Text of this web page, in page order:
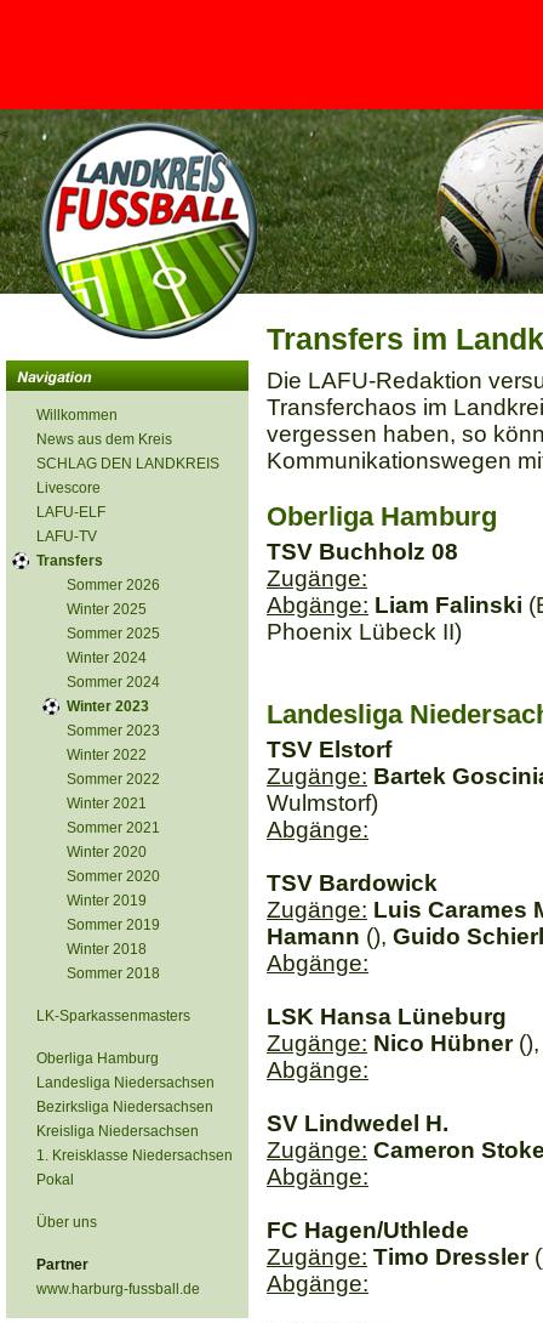
<
Willkommen
News aus dem Kreis
SCHLAG DEN LANDKREIS
Livescore
LAFU-ELF
LAFU-TV
Transfers
Sommer 2026
Winter 2025
Sommer 2025
Winter 2024
Sommer 2024
Winter 2023
Sommer 2023
Winter 2022
Sommer 2022
Winter 2021
Sommer 2021
Winter 2020
Sommer 2020
Winter 2019
Sommer 2019
Winter 2018
Sommer 2018
LK-Sparkassenmasters
Oberliga Hamburg
Landesliga Niedersachsen
Bezirksliga Niedersachsen
Kreisliga Niedersachsen
1. Kreisklasse Niedersachsen
Pokal
Über uns
Partner
www.harburg-fussball.de
Transfers im
Die LAFU-Redaktion
Transferchaos im
vergessen haben, so
Kommunikationswegen
Oberliga Hamburg
TSV Buchholz 08
Zugänge:
Abgänge: Liam Falinski
Phoenix Lübeck II)
Landesliga
TSV Elstorf
Zugänge: Bartek
Wulmstorf)
Abgänge:
TSV Bardowick
Zugänge: Luis Carames
Hamann (), Guido
Abgänge:
LSK Hansa Lüneburg
Zugänge: Nico Hübner
Abgänge:
SV Lindwedel H.
Zugänge: Cameron
Abgänge:
FC Hagen/Uthlede
Zugänge: Timo Dressler
Abgänge: